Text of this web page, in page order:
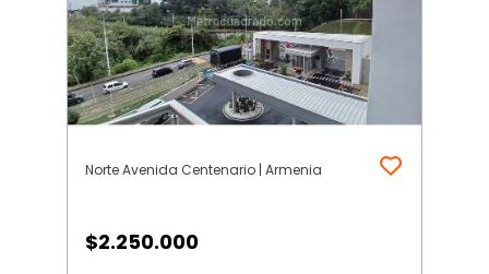
Norte Avenida Centenario | Armenia
$2.250.000